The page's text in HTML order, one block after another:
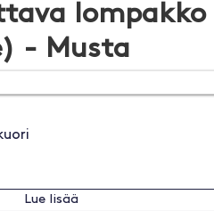
lompakko
- Musta
Lue lisää